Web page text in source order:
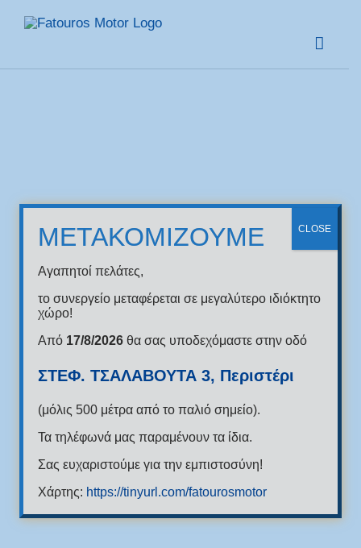
Skip
content
ΜΕΤΑΚΟΜΙΖΟΥΜΕ
Αγαπητοί πελάτες,
το συνεργείο μεταφέρεται σε μεγαλύτερο ιδιόκτητο
χώρο!
Από 17/8/2026 θα σας υποδεχόμαστε στην οδό
ΣΤΕΦ. ΤΣΑΛΑΒΟΥΤΑ 3, Περιστέρι
(μόλις 500 μέτρα από το παλιό σημείο).
Τα τηλέφωνά μας παραμένουν τα ίδια.
Σας ευχαριστούμε για την εμπιστοσύνη!
Χάρτης: https://tinyurl.com/fatourosmotor
CLOSE